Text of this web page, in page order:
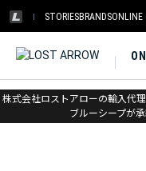
STORIESBRANDSONLINE
株式会社ロストアローの輸入代
ブルーシープが承
ホーム > ボリエール > 登山靴